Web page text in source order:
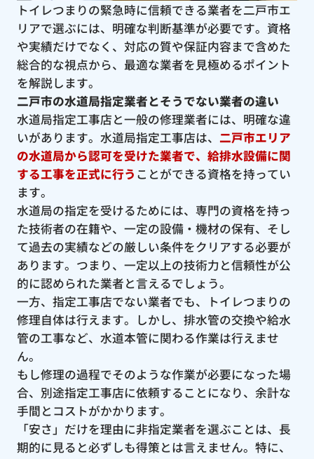
トイレつまりの緊急時に信頼できる業者を二戸市エ
リアで選ぶには、明確な判断基準が必要です。資格
や実績だけでなく、対応の質や保証内容まで含めた
総合的な視点から、最適な業者を見極めるポイント
を解説します。
二戸市の水道局指定業者とそうでない業者の違い
水道局指定工事店と一般の修理業者には、明確な違
いがあります。水道局指定工事店は、 二戸市エリア
の水道局から認可を受けた業者で、給排水設備に関
する工事を正式に行う ことができる資格を持ってい
ます。
水道局の指定を受けるためには、専門の資格を持っ
た技術者の在籍や、一定の設備・機材の保有、そし
て過去の実績などの厳しい条件をクリアする必要が
あります。つまり、一定以上の技術力と信頼性が公
的に認められた業者と言えるでしょう。
一方、指定工事店でない業者でも、トイレつまりの
修理自体は行えます。しかし、排水管の交換や給水
管の工事など、水道本管に関わる作業は行えませ
ん。
もし修理の過程でそのような作業が必要になった場
合、別途指定工事店に依頼することになり、余計な
手間とコストがかかります。
「安さ」だけを理由に非指定業者を選ぶことは、長
期的に見ると必ずしも得策とは言えません。特に、